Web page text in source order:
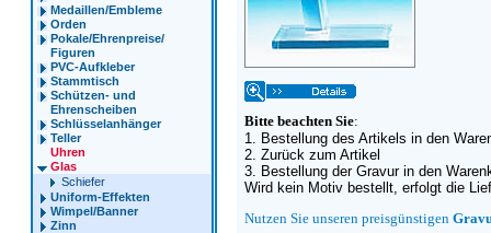
Medaillen/Embleme
Orden
Pokale/Ehrenpreise/
Figuren
PVC-Aufkleber
Stammtisch
Schützen- und
Ehrenscheiben
Schlüsselanhänger
Teller
Uhren
Glas
Schiefer
Uniform-Effekten
Wimpel/Banner
Zinn
Bitte beachten Sie:
1. Bestellung des Artikels in den
2. Zurück zum Artikel
3. Bestellung der Gravur in den
Wird kein Motiv bestellt, erfolgt die
Nutzen Sie unseren preisgünstigen